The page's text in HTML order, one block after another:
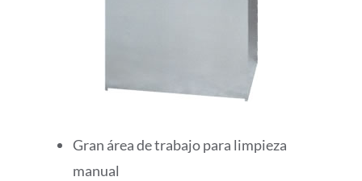
Gran área de trabajo para limpieza
manual